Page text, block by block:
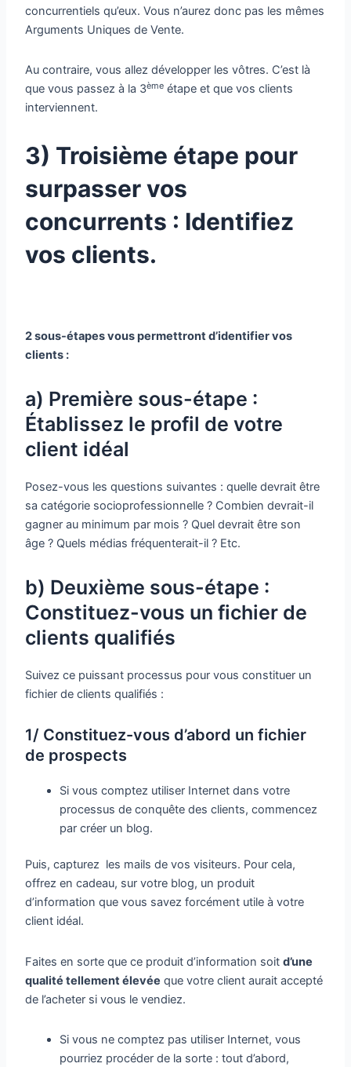
concurrentiels qu’eux. Vous n’aurez donc pas les mêmes
Arguments Uniques de Vente.
Au contraire, vous allez développer les vôtres. C’est là
que vous passez à la 3ème étape et que vos clients
interviennent.
3) Troisième étape pour
surpasser vos
concurrents : Identifiez
vos clients.
2 sous-étapes vous permettront d’identifier vos
clients :
a) Première sous-étape :
Établissez le profil de votre
client idéal
Posez-vous les questions suivantes : quelle devrait être
sa catégorie socioprofessionnelle ? Combien devrait-il
gagner au minimum par mois ? Quel devrait être son
âge ? Quels médias fréquenterait-il ? Etc.
b) Deuxième sous-étape :
Constituez-vous un fichier de
clients qualifiés
Suivez ce puissant processus pour vous constituer un
fichier de clients qualifiés :
1/ Constituez-vous d’abord un fichier
de prospects
Si vous comptez utiliser Internet dans votre
processus de conquête des clients, commencez
par créer un blog.
Puis, capturez les mails de vos visiteurs. Pour cela,
offrez en cadeau, sur votre blog, un produit
d’information que vous savez forcément utile à votre
client idéal.
Faites en sorte que ce produit d’information soitd’une
qualité tellement élevée que votre client aurait accepté
de l’acheter si vous le vendiez.
Si vous ne comptez pas utiliser Internet, vous
pourriez procéder de la sorte : tout d’abord,